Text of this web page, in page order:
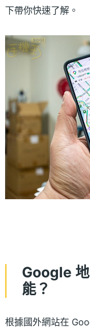
下帶你快速了解。
Google
能？
根據國外網站在